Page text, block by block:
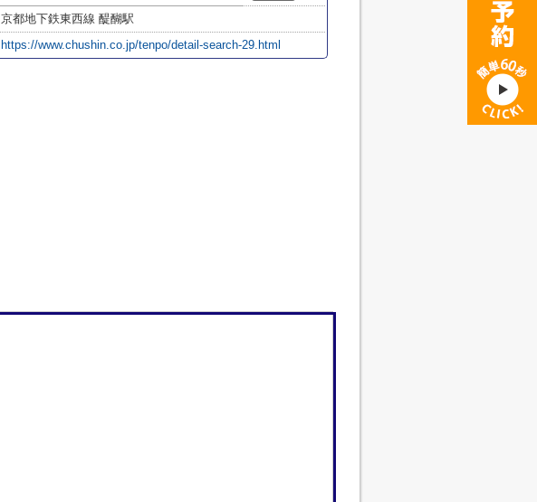
京都地下鉄東西線 醍醐駅
https://www.chushin.co.jp/tenpo/detail-search-29.html